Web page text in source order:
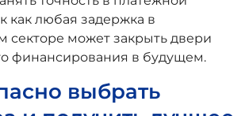
как любая задержка в
секторе может закрыть двери
финансирования в будущем.
выбрать